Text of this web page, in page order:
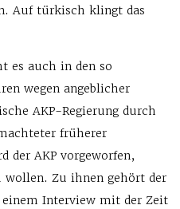
Auf türkisch klingt das
es auch in den so
wegen angeblicher
AKP-Regierung durch
früherer
der AKP vorgeworfen,
Zu ihnen gehört der
Interview mit der Zeit